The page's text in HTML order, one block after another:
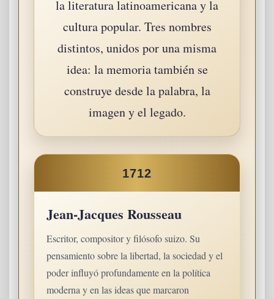
la literatura latinoamericana y la
cultura popular. Tres nombres
distintos, unidos por una misma
idea: la memoria también se
construye desde la palabra, la
imagen y el legado.
1712
Jean-Jacques Rousseau
Escritor, compositor y filósofo suizo. Su
pensamiento sobre la libertad, la sociedad y el
poder influyó profundamente en la política
moderna y en las ideas que marcaron